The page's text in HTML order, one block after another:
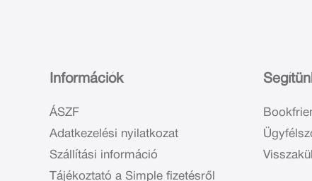
Információk
ÁSZF
Adatkezelési nyilatkozat
Szállítási információ
Tájékoztató a Simple fizetésről